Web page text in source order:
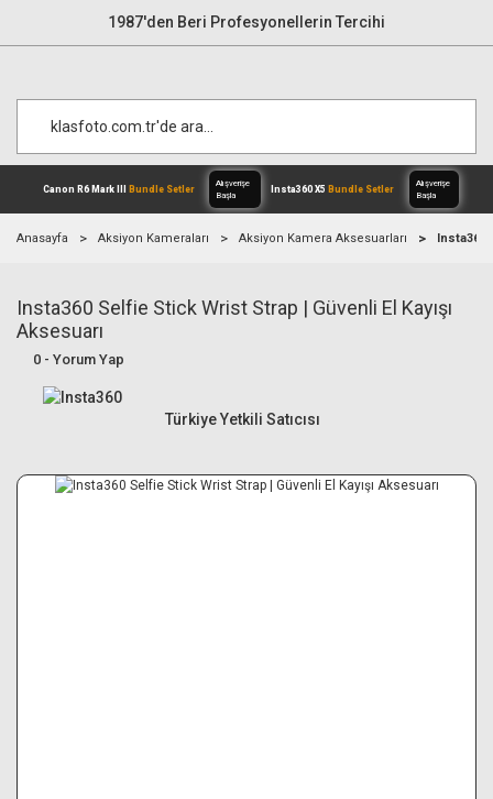
1987'den Beri Profesyonellerin Tercihi
Canon R6 Mark IIIBundle Setler
Alışverişe
Anasayfa Aksiyon Kameraları Aksiyon Kamera Aksesuarları Insta360
Insta360 Selfie Stick Wrist Strap | Güvenli El Kayışı
Aksesuarı
0 - Yorum Yap
Türkiye Yetkili Satıcısı